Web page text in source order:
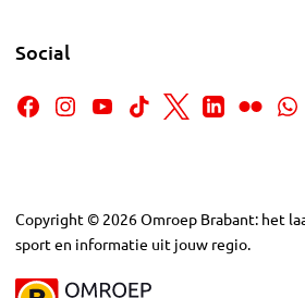
Social
Copyright © 2026Omroep Brabant: het
sport en informatie uit jouw regio.